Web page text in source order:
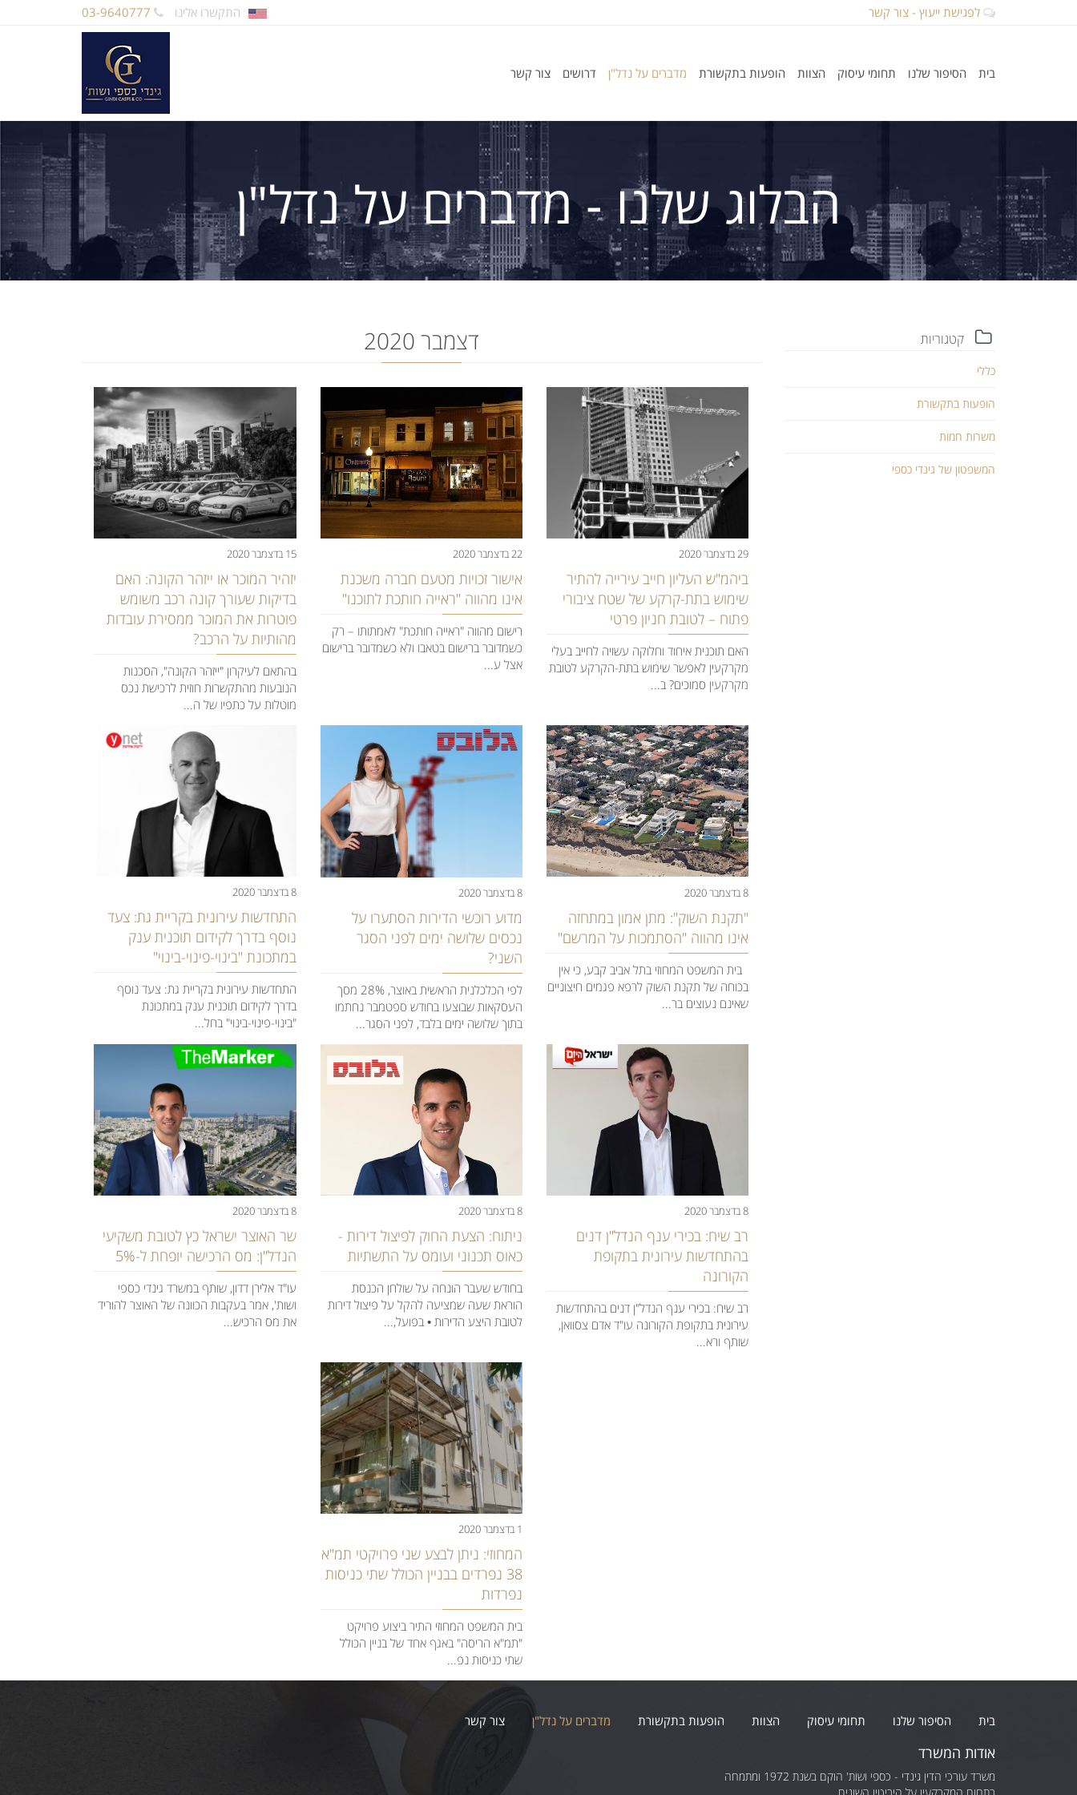
לפגישת ייעוץ - צור קשר התקשרו אלינו
בית הסיפור שלנו תחומי עיסוק הצוות הופעות בתקשורת מדברים על נדל"ן דרושים צור קשר
הבלוג שלנו - מדברים על נדל"ן
דצמבר 2020
29 בדצמבר 2020
ביהמ"ש העליון חייב עירייה להתיר
שימוש בתת-קרקע של שטח ציבורי
פתוח – לטובת חניון פרטי
האם תוכנית איחוד וחלוקה עשויה לחייב בעלי
מקרקעין לאפשר שימוש בתת-הקרקע לטובת
מקרקעין סמוכים?​ ב...
22 בדצמבר 2020
אישור זכויות מטעם חברה משכנת
אינו מהווה "ראייה חותכת לתוכנו"
רישום מהווה "ראייה חותכת" לאמתותו – רק
כשמדובר ברישום בטאבו ולא כשמדובר ברישום
אצל ע...
15 בדצמבר 2020
יזהיר המוכר או ייזהר הקונה: האם
בדיקות שעורך קונה רכב משומש
פוטרות את המוכר ממסירת עובדות
מהותיות על הרכב?
בהתאם לעיקרון "ייזהר הקונה", הסכנות
הנובעות מהתקשרות חוזית לרכישת נכס
מוטלות על כתפיו של ה...
8 בדצמבר 2020
​"תקנת השוק": מתן אמון במתחזה
אינו מהווה "הסתמכות על המרשם"
בית המשפט המחוזי בתל אביב קבע, כי אין
בכוחה של תקנת השוק לרפא פגמים חיצוניים
שאינם נעוצים בר...
8 בדצמבר 2020
מדוע רוכשי הדירות הסתערו על
נכסים שלושה ימים לפני הסגר
השני?
לפי הכלכלנית הראשית באוצר, 28% מסך
העסקאות שבוצעו בחודש ספטמבר נחתמו
בתוך שלושה ימים בלבד, לפני הסגר...
8 בדצמבר 2020
התחדשות עירונית בקריית גת: צעד
נוסף בדרך לקידום תוכנית ענק
במתכונת "בינוי-פינוי-בינוי"
התחדשות עירונית בקריית גת: צעד נוסף
בדרך לקידום תוכנית ענק במתכונת
"בינוי-פינוי-בינוי" בחל...
8 בדצמבר 2020
רב שיח: בכירי ענף הנדל"ן דנים
בהתחדשות עירונית בתקופת
הקורונה
רב שיח: בכירי ענף הנדל"ן דנים בהתחדשות
עירונית בתקופת הקורונה עו"ד אדם צסוואן,
שותף ורא...
8 בדצמבר 2020
ניתוח: ​הצעת החוק לפיצול דירות -
כאוס תכנוני ועומס על התשתיות
בחודש שעבר הונחה על שולחן הכנסת
הוראת שעה שמציעה להקל על פיצול דירות
לטובת היצע הדירות • בפועל,...
8 בדצמבר 2020
שר האוצר ישראל כץ לטובת משקיעי
הנדל"ן: מס הרכישה יופחת ל-5%
עו"ד אלירן דדון, שותף במשרד גינדי כספי
ושות', אמר בעקבות הכוונה של האוצר להוריד
את מס הרכיש...
1 בדצמבר 2020
המחוזי: ניתן לבצע שני פרויקטי תמ"א
38 נפרדים בבניין הכולל שתי כניסות
נפרדות
בית המשפט המחוזי התיר ביצוע פרויקט
"תמ"א הריסה" באגף אחד של בניין הכולל
שתי כניסות נפ...
קטגוריות
כללי
הופעות בתקשורת
משרות חמות
המשפטון של גינדי כספי
בית הסיפור שלנו תחומי עיסוק הצוות הופעות בתקשורת מדברים על נדל"ן צור קשר
אודות המשרד
משרד עורכי הדין גינדי - כספי ושות' הוקם בשנת 1972 ומתמחה